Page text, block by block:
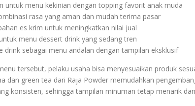
untuk menu kekinian dengan topping favorit anak muda
rasa yang aman dan mudah terima pasar
es krim untuk meningkatkan nilai jual
menu dessert drink yang sedang tren
drink sebagai menu andalan dengan tampilan eksklusif
tersebut, pelaku usaha bisa menyesuaikan produk
dan green tea dari Raja Powder memudahkan
konsisten, sehingga tampilan minuman tetap menarik